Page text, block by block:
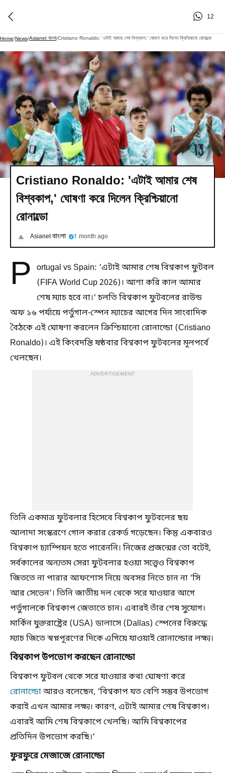
12
Home/News/Asianet বাংলা/Cristiano Ronaldo: 'এটাই আমার শেষ বিশ্বকাপ,' ঘোষণা করে দিলেন ক্রিশ্চিয়ানো রোনাল্ডো
Cristiano Ronaldo: 'এটাই আমার শেষ
বিশ্বকাপ,' ঘোষণা করে দিলেন ক্রিশ্চিয়ানো
রোনাল্ডো
Asianet বাংলা 1 month ago
P ortugal vs Spain: 'এটাই আমার শেষ বিশ্বকাপ ফুটবল
(FIFA World Cup 2026)। আশা করি কাল আমার
শেষ ম্যাচ হবে না।' চলতি বিশ্বকাপ ফুটবলের রাউন্ড
অফ ১৬ পর্যায়ে পর্তুগাল-স্পেন ম্যাচের আগের দিন সাংবাদিক
বৈঠকে এই ঘোষণা করলেন ক্রিশ্চিয়ানো রোনাল্ডো (Cristiano
Ronaldo)। এই কিংবদন্তি ষষ্ঠবার বিশ্বকাপ ফুটবলের মূলপর্বে
খেলছেন।
ADVERTISEMENT
তিনি একমাত্র ফুটবলার হিসেবে বিশ্বকাপ ফুটবলের ছয়
আলাদা সংস্করণে গোল করার রেকর্ড গড়েছেন। কিন্তু একবারও
বিশ্বকাপ চ্যাম্পিয়ন হতে পারেননি। নিজের প্রজন্মের তো বটেই,
সর্বকালের অন্যতম সেরা ফুটবলার হওয়া সত্ত্বেও বিশ্বকাপ
জিততে না পারার আফশোস নিয়ে অবসর নিতে চান না 'সি
আর সেভেন'। তিনি জাতীয় দল থেকে সরে যাওয়ার আগে
পর্তুগালকে বিশ্বকাপ জেতাতে চান। এবারই তাঁর শেষ সুযোগ।
মার্কিন যুক্তরাষ্ট্রের (USA) ডালাসে (Dallas) স্পেনের বিরুদ্ধে
ম্যাচ জিতে স্বপ্নপূরণের দিকে এগিয়ে যাওয়াই রোনাল্ডোর লক্ষ্য।
বিশ্বকাপ উপভোগ করছেন রোনাল্ডো
বিশ্বকাপ ফুটবল থেকে সরে যাওয়ার কথা ঘোষণা করে
রোনাল্ডোআরও বলেছেন, 'বিশ্বকাপ যত বেশি সম্ভব উপভোগ
করাই এখন আমার লক্ষ্য। কারণ, এটাই আমার শেষ বিশ্বকাপ।
এবারই আমি শেষ বিশ্বকাপে খেলছি। আমি বিশ্বকাপের
প্রতিদিন উপভোগ করছি।'
ফুরফুরে মেজাজে রোনাল্ডো